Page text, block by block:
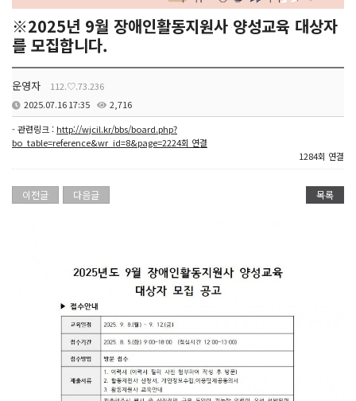
2026년 중증장애인강원형일자리사업 참여자 모집 공고
※2025년 9월 장애인활동지원사 양성교육 대상자
를 모집합니다.
운영자
112.♡.73.236
2025.07.16 17:35
2,716
- 관련링크 : http://wjcil.kr/bbs/board.php?
bo_table=reference&wr_id=8&page=2224회 연결
1284회 연결
이전글 다음글 목록